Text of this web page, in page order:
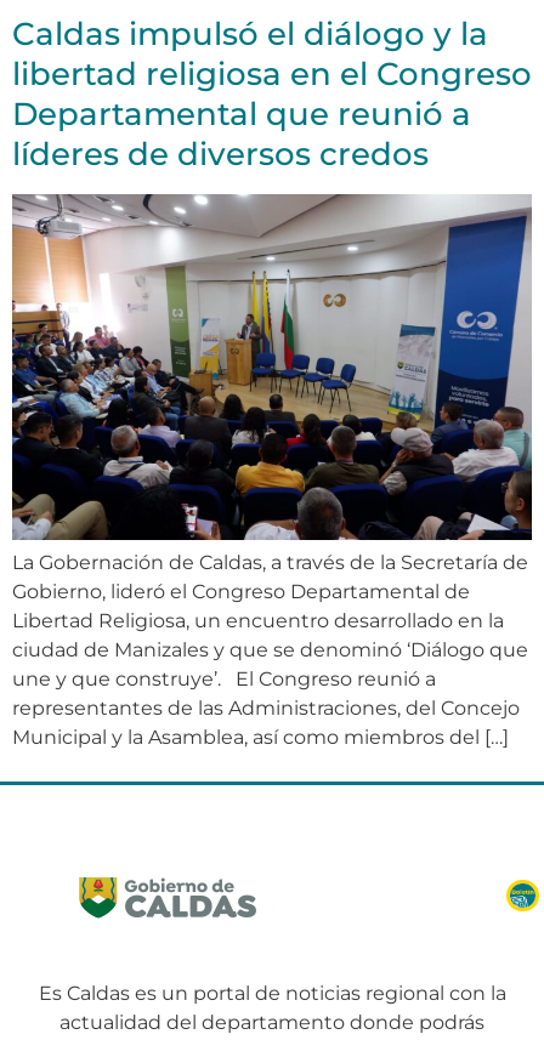
Caldas impulsó el diálogo y la
libertad religiosa en el Congreso
Departamental que reunió a
líderes de diversos credos
La Gobernación de Caldas, a través de la Secretaría de
Gobierno, lideró el Congreso Departamental de
Libertad Religiosa, un encuentro desarrollado en la
ciudad de Manizales y que se denominó ‘Diálogo que
une y que construye’. El Congreso reunió a
representantes de las Administraciones, del Concejo
Municipal y la Asamblea, así como miembros del […]
Es Caldas es un portal de noticias regional con la
actualidad del departamento donde podrás